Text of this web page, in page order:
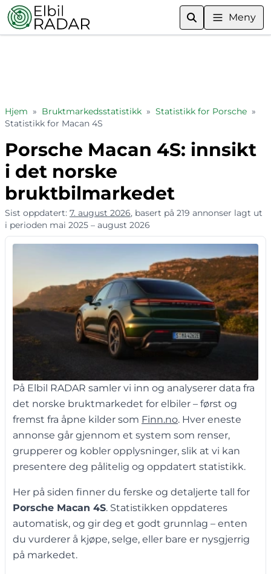
Meny
Hjem » Bruktmarkedsstatistikk » Statistikk for Porsche »
Statistikk for Macan 4S
Porsche Macan 4S: innsikt
i det norske
bruktbilmarkedet
Sist oppdatert: 7. august 2026, basert på 219 annonser lagt ut
i perioden mai 2025 – august 2026
På Elbil RADAR samler vi inn og analyserer data fra
det norske bruktmarkedet for elbiler – først og
fremst fra åpne kilder som Finn.no. Hver eneste
annonse går gjennom et system som renser,
grupperer og kobler opplysninger, slik at vi kan
presentere deg pålitelig og oppdatert statistikk.
Her på siden finner du ferske og detaljerte tall for
Porsche Macan 4S. Statistikken oppdateres
automatisk, og gir deg et godt grunnlag – enten
du vurderer å kjøpe, selge, eller bare er nysgjerrig
på markedet.